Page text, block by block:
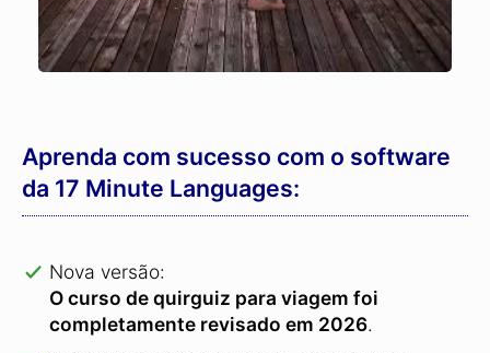
Aprenda com sucesso com o software
da 17 Minute Languages:
Nova versão:
O curso de quirguiz para viagem foi
completamente revisado em 2026.